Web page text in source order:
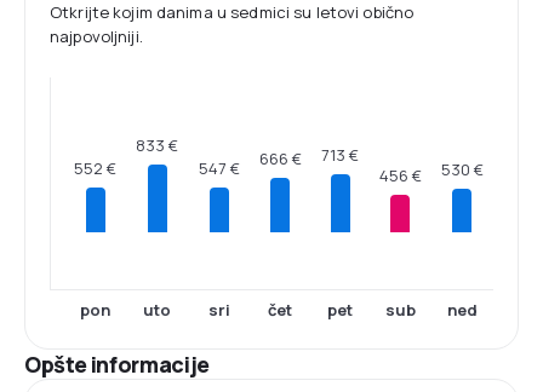
Otkrijte kojim danima u sedmici su letovi obično
najpovoljniji.
552 €
pon
833 €
uto
547 €
sri
666 €
čet
713 €
pet
456 €
sub
530 €
ned
Opšte informacije